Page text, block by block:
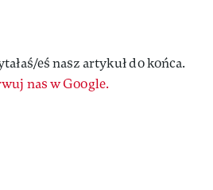
eś nasz artykuł do końca.
nas w Google.